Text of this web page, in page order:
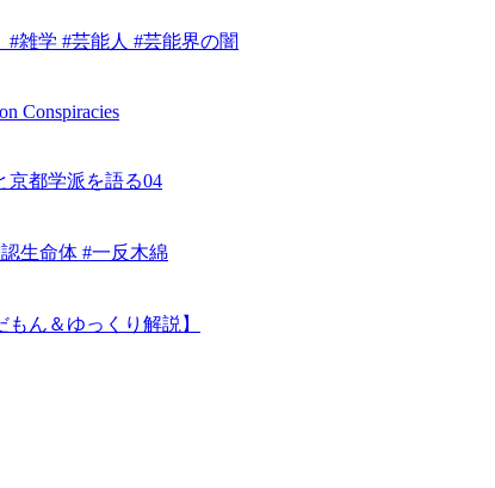
雑学 #芸能人 #芸能界の闇
Conspiracies
京都学派を語る04
生命体 #一反木綿
ん＆ゆっくり解説】